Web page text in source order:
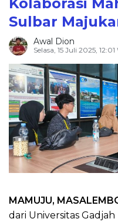
Sulbar
Awal Dion
Selasa, 15 Juli 2025,
MAMUJU,
dari Universitas